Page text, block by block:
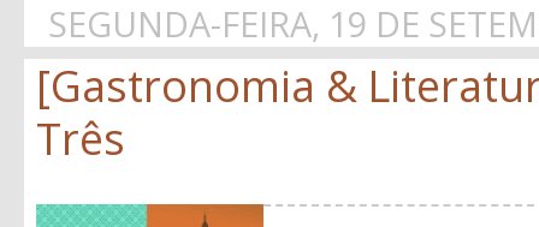
SEGUNDA-FEIRA, 19 DE
[Gastronomia &
Três